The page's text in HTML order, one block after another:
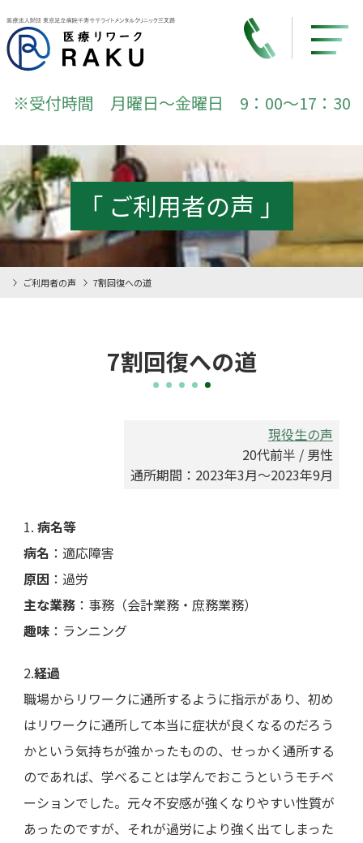
※受付時間 月曜日～金曜日 9：00～17：30
「 ご利用者の声 」
ご利用者の声 7割回復への道
7割回復への道
現役生の声
20代前半 / 男性
通所期間：2023年3月～2023年9月
1.病名等
病名 ：適応障害
原因 ：過労
主な業務 ：事務（会計業務・庶務業務）
趣味 ：ランニング
2.経過
職場からリワークに通所するように指示があり、初め
はリワークに通所して本当に症状が良くなるのだろう
かという気持ちが強かったものの、せっかく通所する
のであれば、学べることは学んでおこうというモチベ
ーションでした。元々不安感が強くなりやすい性質が
あったのですが、それが過労により強く出てしまった